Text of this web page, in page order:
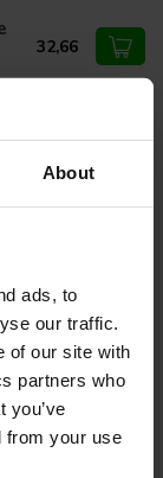
About
ads, to
our traffic.
of our site with
partners who
you’ve
from your use
32,66
203 59 02